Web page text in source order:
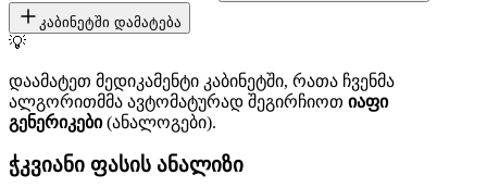
კაბინეტში დამატება
💡
დაამატეთ მედიკამენტი კაბინეტში, რათა ჩვენმა
ალგორითმმა ავტომატურად შეგირჩიოთ იაფი
გენერიკები(ანალოგები).
ჭკვიანი ფასის ანალიზი